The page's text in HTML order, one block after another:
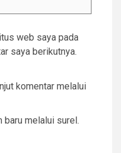
web saya pada
saya berikutnya.
komentar melalui
baru melalui surel.